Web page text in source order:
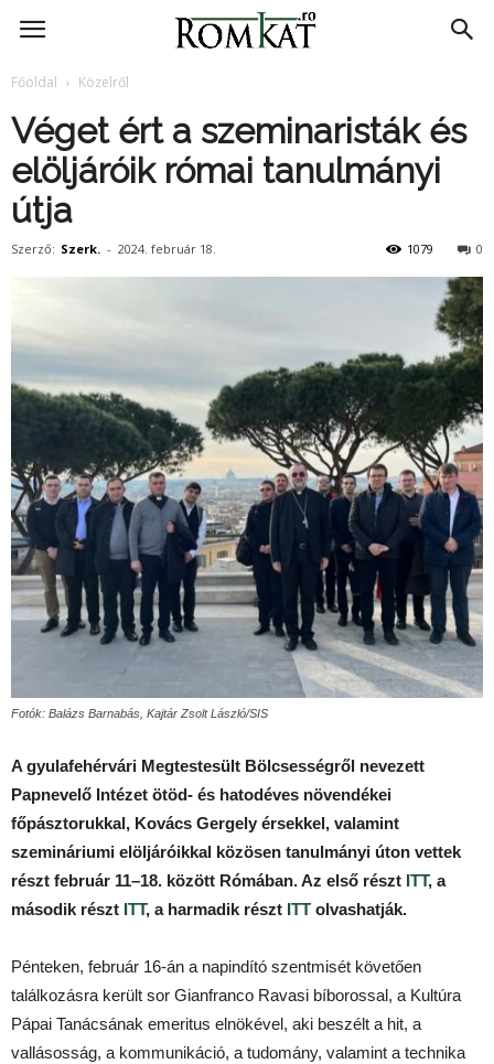
RomKat.ro
Főoldal Közelről
Véget ért a szeminaristák és
elöljáróik római tanulmányi
útja
Szerző: Szerk. - 2024. február 18. 0
1079
Fotók: Balázs Barnabás, Kajtár Zsolt László/SIS
A gyulafehérvári Megtestesült Bölcsességről nevezett
Papnevelő Intézet ötöd- és hatodéves növendékei
főpásztorukkal, Kovács Gergely érsekkel, valamint
szemináriumi elöljáróikkal közösen tanulmányi úton vettek
részt február 11–18. között Rómában. Az első részt ITT, a
második részt ITT, a harmadik részt ITT olvashatják.
Pénteken, február 16-án a napindító szentmisét követően
találkozásra került sor Gianfranco Ravasi bíborossal, a Kultúra
Pápai Tanácsának emeritus elnökével, aki beszélt a hit, a
vallásosság, a kommunikáció, a tudomány, valamint a technika